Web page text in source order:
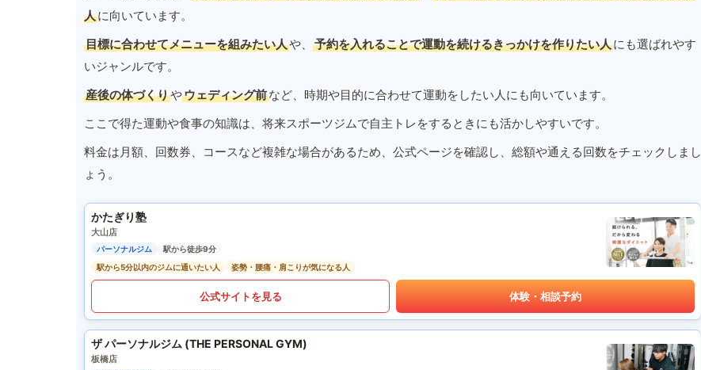
人に向いています。
目標に合わせてメニューを組みたい人や、 予約を入れることで運動を続けるきっかけを作りたい人にも選ばれやす
いジャンルです。
産後の体づくりやウェディング前など、時期や目的に合わせて運動をしたい人にも向いています。
ここで得た運動や食事の知識は、将来スポーツジムで自主トレをするときにも活かしやすいです。
料金は月額、回数券、コースなど複雑な場合があるため、公式ページを確認し、総額や通える回数をチェックしまし
ょう。
かたぎり塾
大山店
パーソナルジム
駅から徒歩9分
駅から5分以内のジムに通いたい人
姿勢・腰痛・肩こりが気になる人
公式サイトを見る 体験・相談予約
ザ パーソナルジム (THE PERSONAL GYM)
板橋店